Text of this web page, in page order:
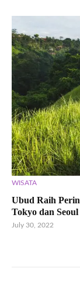
WISATA
Ubud Raih
Tokyo dan Seoul
July 30, 2022